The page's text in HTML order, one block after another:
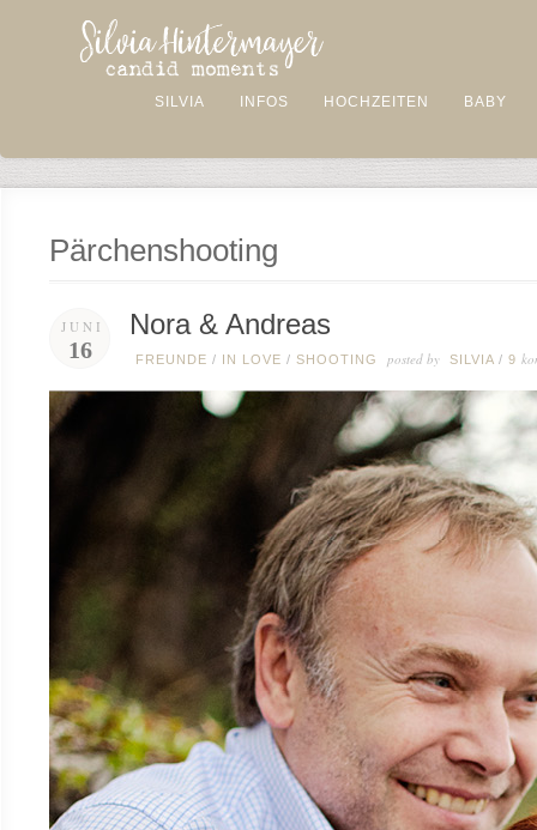
SILVIA INFOS HOCHZEITEN BABY
Pärchenshooting
JUNI
16
Nora & Andreas
FREUNDE / IN LOVE / SHOOTING posted by SILVIA / 9